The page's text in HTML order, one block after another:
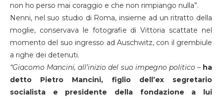
non ho perso mai coraggio e che non rimpiango nulla”.
Nenni, nel suo studio di Roma, insieme ad un ritratto della
moglie, conservava le fotografie di Vittoria scattate nel
momento del suo ingresso ad Auschwitz, con il grembiule
a righe dei detenuti.
“Giacomo Mancini, all’inizio del suo impegno politico –ha
detto Pietro Mancini, figlio dell’ex segretario
socialista e presidente della fondazione a lui